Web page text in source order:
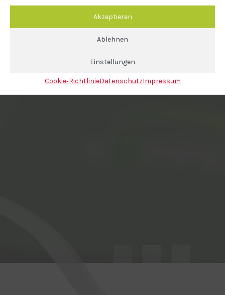
Akzeptieren
Ablehnen
Einstellungen
Cookie‐RichtlinieDatenschutzImpressum